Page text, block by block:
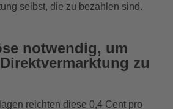
selbst, die zu bezahlen sind.
notwendig, um
zu
reichten diese 0,4 Cent pro